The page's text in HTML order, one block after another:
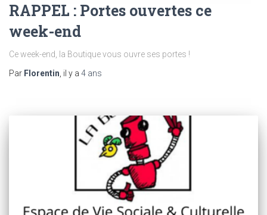
RAPPEL : Portes ouvertes ce
week-end
Ce week-end, la Boutique vous ouvre ses portes !
Par Florentin, il y a 4 ans